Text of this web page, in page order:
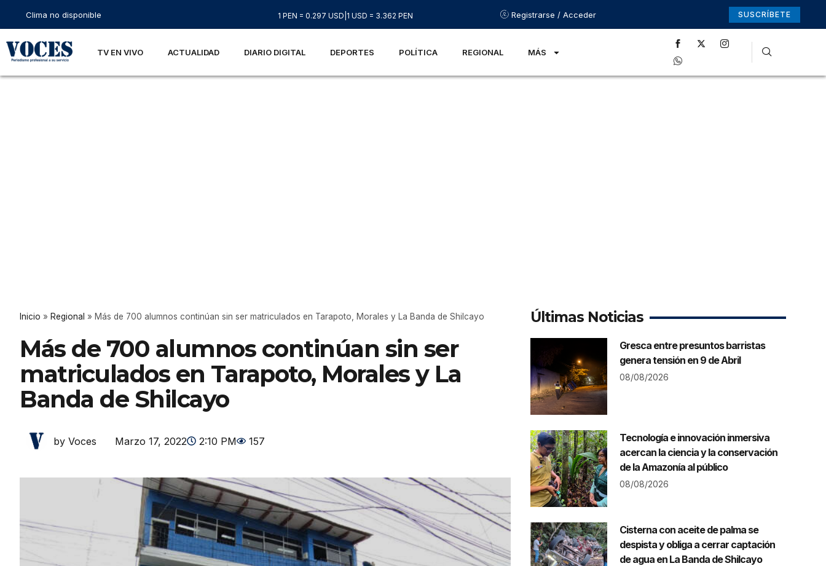
Clima no disponible 1 PEN = 0.297 USD 1 USD = 3.362 PEN Registrarse / Acceder SUSCRÍBETE
TV EN VIVO ACTUALIDAD DIARIO DIGITAL DEPORTES POLÍTICA REGIONAL MÁS
Inicio » Regional » Más de 700 alumnos continúan sin ser matriculados en Tarapoto, Morales y La Banda de Shilcayo
Más de 700 alumnos continúan sin ser
matriculados en Tarapoto, Morales y La
Banda de Shilcayo
by Voces Marzo 17, 2022 2:10 PM 157
Últimas Noticias
Gresca entre presuntos barristas
genera tensión en 9 de Abril
08/08/2026
Tecnología e innovación inmersiva
acercan la ciencia y la conservación
de la Amazonía al público
08/08/2026
Cisterna con aceite de palma se
despista y obliga a cerrar captación
de agua en La Banda de Shilcayo